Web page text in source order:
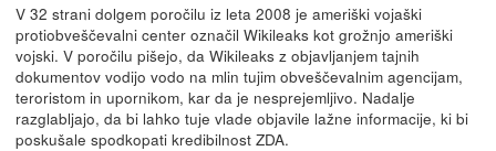
V 32 strani dolgem poročilu iz leta 2008 je ameriški vojaški
protiobveščevalni center označil Wikileaks kot grožnjo ameriški
vojski. V poročilu pišejo, da Wikileaks z objavljanjem tajnih
dokumentov vodijo vodo na mlin tujim obveščevalnim agencijam,
teroristom in upornikom, kar da je nesprejemljivo. Nadalje
razglabljajo, da bi lahko tuje vlade objavile lažne informacije, ki bi
poskušale spodkopati kredibilnost ZDA.